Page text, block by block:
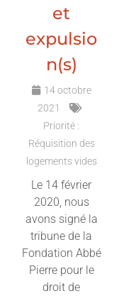
et
expulsio
n(s)
14 octobre
2021
Priorité :
Réquisition des
logements vides
Le 14 février
2020, nous
avons signé la
tribune de la
Fondation Abbé
Pierre pour le
droit de